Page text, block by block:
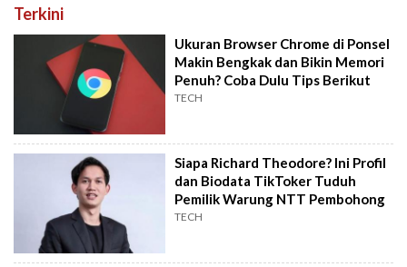
Terkini
Ukuran Browser Chrome di Ponsel
Makin Bengkak dan Bikin Memori
Penuh? Coba Dulu Tips Berikut
TECH
Siapa Richard Theodore? Ini Profil
dan Biodata TikToker Tuduh
Pemilik Warung NTT Pembohong
TECH